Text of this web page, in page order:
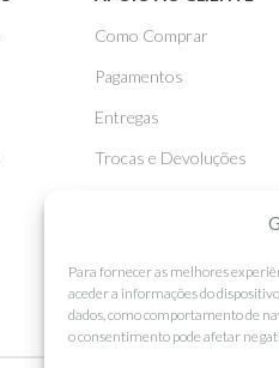
Para fornecer as melhores
aceder a informações do
dados, como comportamento de
o consentimento pode afetar
Como Comprar
Pagamentos
Entregas
Trocas e Devoluções